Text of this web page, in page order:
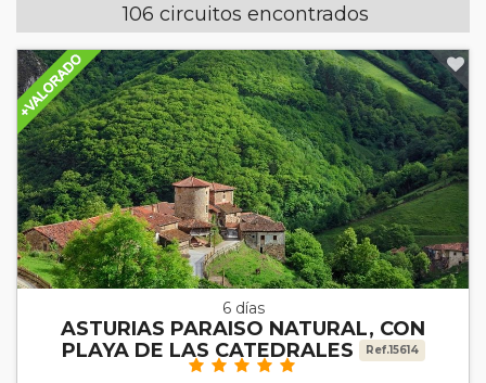
106 circuitos encontrados
6 días
ASTURIAS PARAISO NATURAL, CON
PLAYA DE LAS CATEDRALES
Ref.15614